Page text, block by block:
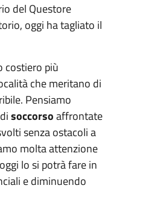
del Questore
oggi ha tagliato il
costiero più
che meritano di
Pensiamo
soccorsoaffrontate
senza ostacoli a
molta attenzione
lo si potrà fare in
e diminuendo